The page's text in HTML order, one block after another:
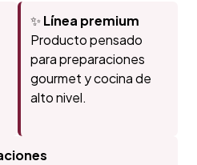
✨ Línea premium
Producto pensado
para preparaciones
gourmet y cocina de
alto nivel.